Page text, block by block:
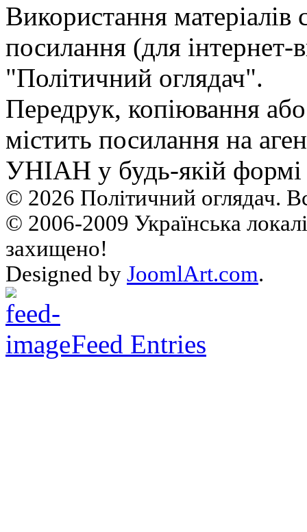
Використання
посилання (для інтернет-
"Політичний оглядач".
Передрук, копiювання
мiстить посилання на
УНIАН у будь-якiй формi
© 2026 Політичний оглядач.
© 2006-2009 Українська
захищено!
Designed by JoomlArt.com.
Feed Entries